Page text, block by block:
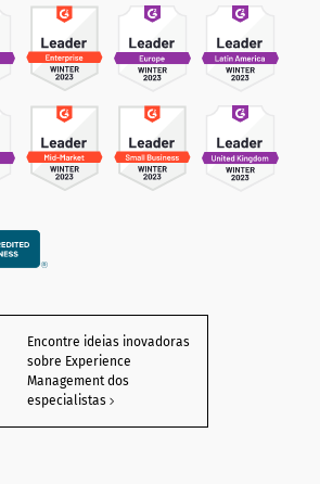
Encontre ideias inovadoras
sobre Experience
Management dos
especialistas